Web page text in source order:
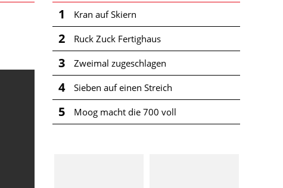
1 Kran auf Skiern
2 Ruck Zuck Fertighaus
3 Zweimal zugeschlagen
4 Sieben auf einen Streich
5 Moog macht die 700 voll